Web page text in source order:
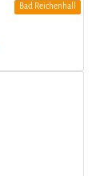
Bad Reichenhall